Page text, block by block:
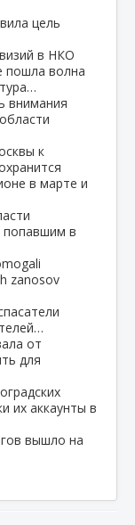
цель
пошла волна
внимания
в марте и
в
от
для
вышло на